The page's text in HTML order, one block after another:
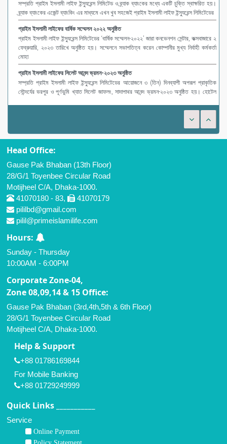
সম্প্রতি প্রাইম ইসলামী লাইফ ইন্স্যুরেন্স লিমিটেড ও ব্র্যাক ব্যাংকের মধ্যে একটি চুক্তি স্বাক্ষরিত হয়।
ব্র্যাক ব্যাংকের এজেন্ট ব্যাংকিং এর মাধ্যমে এখন খুব সহজেই প্রাইম ইসলামী লাইফ ইন্স্যুরেন্স লিমিটেডের
প্রাইম ইসলামী লাইফের বার্ষিক সম্মেলন ২০২২ অনুষ্ঠিত
প্রাইম ইসলামী লাইফ ইন্স্যুরেন্স লিমিটেডের ‘বার্ষিক সম্মেলন-২০২২’ জারা কনভেনশন সেন্টার, কক্সবাজারে ২
ফেব্রুয়ারি, ২০২৩ তারিখে অনুষ্ঠিত হয়। সম্মেলনে সভাপতিত্ব করেন কোম্পানীর মুখ্য নির্বাহী কর্মকর্তা
মোহা
প্রাইম ইসলামী লাইফের সিলেট আনন্দ ভ্রমন-২০২৩ অনুষ্ঠিত
সম্প্রতি প্রাইম ইসলামী লাইফ ইন্স্যুরেন্স লিমিটেডের আয়োজনে ৩ (তিন) দিনব্যাপী অপরূপ প্রাকৃতিক
সৌন্দর্যের ভরপুর ও পূর্ণভুমি খ্যাত সিলেট জাফলং, সাদাপাথর আনন্দ ভ্রমন-২০২৩ অনুষ্ঠিত হয়। হোটেল
Head Office:
Gause Pak Bhaban (13th Floor)
28/G/1 Toyenbee Circular Road
Motijheel C/A, Dhaka-1000.
41070180 - 83,
41070179
pililbd@gmail.com
pilil@primeislamilife.com
Hours:
Sunday - Thursday
10:00AM - 6:00PM
Corporate Zone-04,
Zone 08,09,14 & 15 Office:
Gause Pak Bhaban (3rd,4th,5th & 6th Floor)
28/G/1 Toyenbee Circular Road
Motijheel C/A, Dhaka-1000.
Help & Support
+88 01786169844
For Mobile Banking
+88 01729249999
Quick Links ___________
Service
Online Payment
Policy Statement